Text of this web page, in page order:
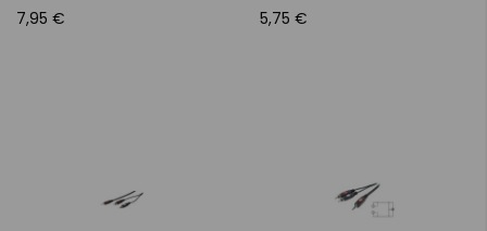
7,95 € 5,75 €